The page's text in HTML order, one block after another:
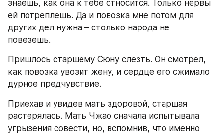
знаешь, как она к тебе относится. Только нервы
ей потреплешь. Да и повозка мне потом для
других дел нужна – столько народа не
повезешь.
Пришлось старшему Сюну слезть. Он смотрел,
как повозка увозит жену, и сердце его сжимало
дурное предчувствие.
Приехав и увидев мать здоровой, старшая
растерялась. Мать Чжао сначала испытывала
угрызения совести, но, вспомнив, что именно